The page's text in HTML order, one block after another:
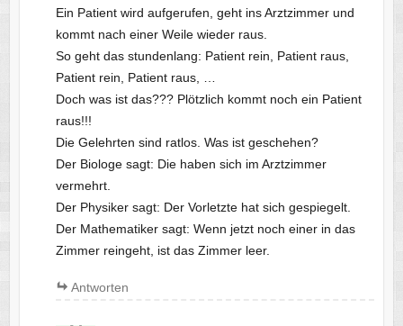
Ein Patient wird aufgerufen, geht ins Arztzimmer und
kommt nach einer Weile wieder raus.
So geht das stundenlang: Patient rein, Patient raus,
Patient rein, Patient raus, …
Doch was ist das??? Plötzlich kommt noch ein Patient
raus!!!
Die Gelehrten sind ratlos. Was ist geschehen?
Der Biologe sagt: Die haben sich im Arztzimmer
vermehrt.
Der Physiker sagt: Der Vorletzte hat sich gespiegelt.
Der Mathematiker sagt: Wenn jetzt noch einer in das
Zimmer reingeht, ist das Zimmer leer.
Antworten